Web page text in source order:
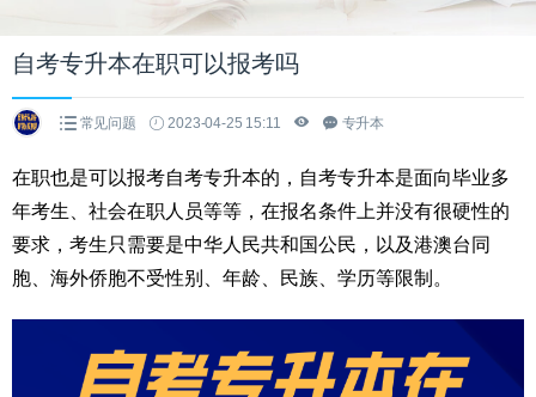
自考专升本在职可以报考吗
常见问题 2023-04-25 15:11 专升本
在职也是可以报考自考专升本的，自考专升本是面向毕业多
年考生、社会在职人员等等，在报名条件上并没有很硬性的
要求，考生只需要是中华人民共和国公民，以及港澳台同
胞、海外侨胞不受性别、年龄、民族、学历等限制。